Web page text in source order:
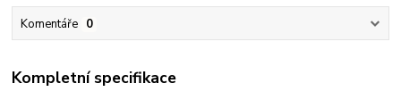
Komentáře 0
Kompletní specifikace